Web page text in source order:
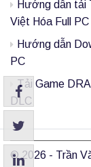
y
S
i
d
e
b
a
Hướng dẫn tải
Việt Hóa Full PC
Hướng dẫn
PC
Tải Game
DLC
© 2026 - Trần